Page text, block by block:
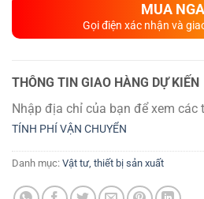
MUA
Gọi điện xác nhận và
THÔNG TIN GIAO HÀNG DỰ KIẾN
Nhập địa chỉ của bạn để xem các
TÍNH PHÍ VẬN CHUYỂN
Danh mục: Vật tư, thiết bị sản xuất